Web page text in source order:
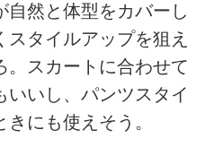
自然と体型をカバーし
タイルアップを狙え
。スカートに合わせて
いいし、パンツスタイ
にも使えそう。